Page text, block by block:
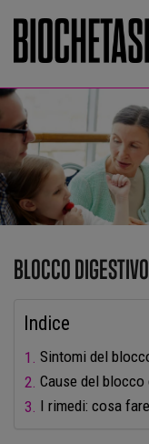
BLOCCO
Indice
Sintomi del
Cause del
I rimedi: cosa